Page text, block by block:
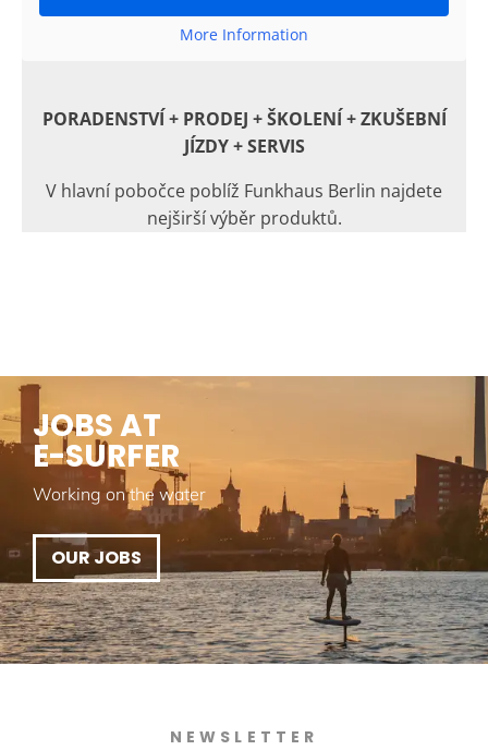
More Information
PORADENSTVÍ + PRODEJ + ŠKOLENÍ + ZKUŠEBNÍ
JÍZDY + SERVIS
V hlavní pobočce poblíž Funkhaus Berlin najdete
nejširší výběr produktů.
JOBS AT
E-SURFER
Working on the water
OUR JOBS
NEWSLETTER